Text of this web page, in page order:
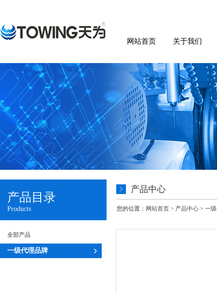
网站首页 关于我们
产品目录
Products
全部产品
一级代理品牌
产品中心
您的位置： 网站首页 > 产品中心 > 一